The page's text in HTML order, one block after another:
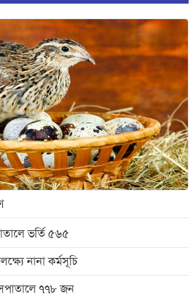
ভর্তি ৫৬৫
নানা কর্মসূচি
৭৭৮ জন